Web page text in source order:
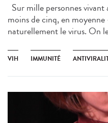
Sur mille personnes
moins de cinq, en
naturellement le virus. On
VIH IMMUNITÉ